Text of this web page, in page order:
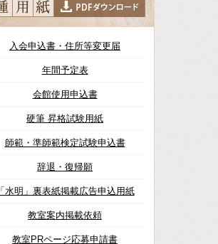
入会申込書・住所等変更届
年間予定表
会館使用申込書
硬筆 昇格試験用紙
師範・準師範検定試験申込書
辞退・復帰願
「水明」裏表紙掲載広告申込用紙
教室案内掲載依頼
教室PRページ応募申請書